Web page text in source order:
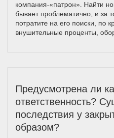
компания-«патрон». Найти
бывает проблематично, и за
потратите на его поиски, по
внушительные проценты,
Предусмотрена ли
ответственность?
последствия у
образом?